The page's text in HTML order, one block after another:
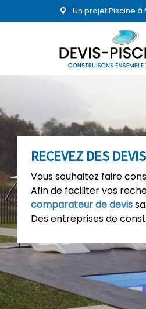
Un projet Piscine
RECEVEZ DES
Vous souhaitez faire
Afin de faciliter vos
comparateur de devis
Des entreprises de